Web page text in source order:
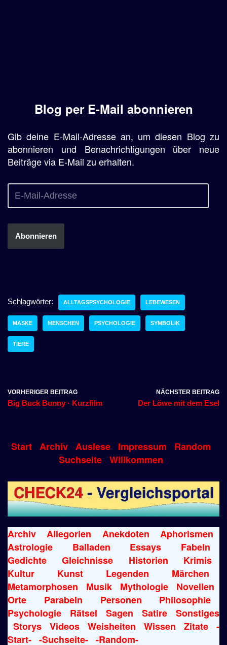
Blog per E-Mail abonnieren
Gib deine E-Mail-Adresse an, um diesen Blog zu
abonnieren und Benachrichtigungen über neue
Beiträge via E-Mail zu erhalten.
Abonnieren
Schlagwörter: ALLTAGSPSYCHOLOGIE LEBEWESEN
MASKE MENSCHEN PSYCHOLOGIE SYMBOLIK
TIERE
VORHERIGER BEITRAG
Big Buck Bunny · Kurzfilm
NÄCHSTER BEITRAG
Der Löwe mit dem Esel
Start Archiv Auslese Impressum
Random
Suchseite Willkommen
Archiv Allegorien Anekdoten
Aphorismen
Astrologie
Balladen Essays
Fabeln
Gedichte
Gleichnisse Historien
Krimis
Kultur
Kunst Legenden
Märchen
Metamorphosen
Musik Mythologie
Novellen
Orte
Parabeln Personen
Philosophie
Psychologie
Rätsel Sagen Satire
Sonstiges
Storys
Videos Weisheiten Wissen Zitate
-
Start- -Suchseite- -Random-